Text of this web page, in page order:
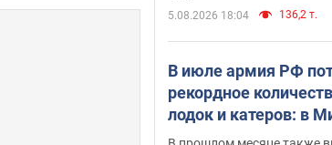
5.08.2026 18:04 136,2 т.
В июле армия РФ
рекордное
лодок и катеров: в
обнародовали